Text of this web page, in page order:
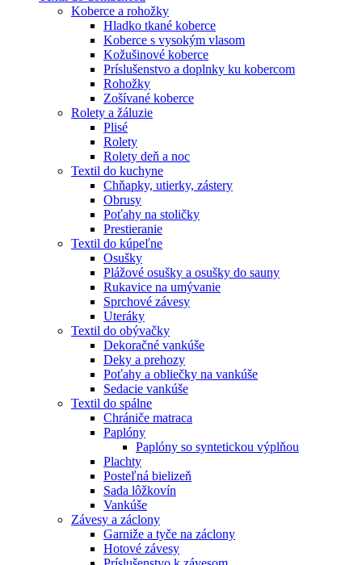
Koberce a rohožky
Hladko tkané koberce
Koberce s vysokým vlasom
Kožušinové koberce
Príslušenstvo a doplnky ku kobercom
Rohožky
Zošívané koberce
Rolety a žáluzie
Plisé
Rolety
Rolety deň a noc
Textil do kuchyne
Chňapky, utierky, zástery
Obrusy
Poťahy na stoličky
Prestieranie
Textil do kúpeľne
Osušky
Plážové osušky a osušky do sauny
Rukavice na umývanie
Sprchové závesy
Uteráky
Textil do obývačky
Dekoračné vankúše
Deky a prehozy
Poťahy a obliečky na vankúše
Sedacie vankúše
Textil do spálne
Chrániče matraca
Paplóny
Paplóny so syntetickou výplňou
Plachty
Posteľná bielizeň
Sada lôžkovín
Vankúše
Závesy a záclony
Garniže a tyče na záclony
Hotové závesy